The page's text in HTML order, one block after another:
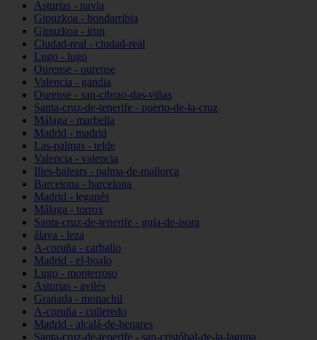
Asturias - navia
Gipuzkoa - hondarribia
Gipuzkoa - irun
Ciudad-real - ciudad-real
Lugo - lugo
Ourense - ourense
Valencia - gandia
Ourense - san-cibrao-das-viñas
Santa-cruz-de-tenerife - puerto-de-la-cruz
Málaga - marbella
Madrid - madrid
Las-palmas - telde
Valencia - valencia
Illes-balears - palma-de-mallorca
Barcelona - barcelona
Madrid - leganés
Málaga - torrox
Santa-cruz-de-tenerife - guía-de-isora
álava - leza
A-coruña - carballo
Madrid - el-boalo
Lugo - monterroso
Asturias - avilés
Granada - monachil
A-coruña - culleredo
Madrid - alcalá-de-henares
Santa-cruz-de-tenerife - san-cristóbal-de-la-laguna